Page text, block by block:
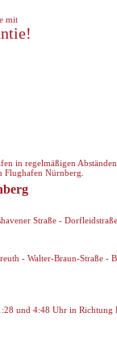
in regelmäßigen
Nürnberg.
Straße -
- Walter-Braun-Straße
und 4:48 Uhr in
mit